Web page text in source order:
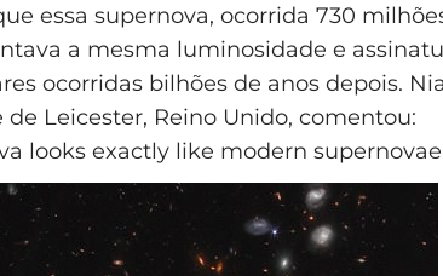
essa supernova, ocorrida 730
a mesma luminosidade e
ocorridas bilhões de anos depois.
Leicester, Reino Unido, comentou:
looks exactly like modern